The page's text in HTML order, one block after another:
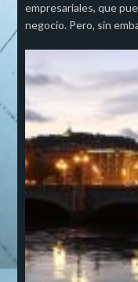
empresariales, que
negocio. Pero, sin